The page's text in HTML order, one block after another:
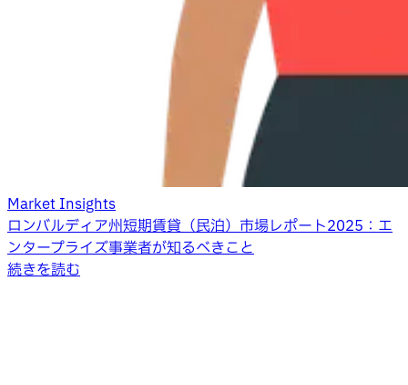
Market Insights
ロンバルディア州短期賃貸（民泊）市場レポート2025：エ
ンタープライズ事業者が知るべきこと
続きを読む